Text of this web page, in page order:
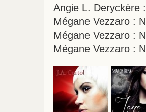
Angie L. Deryckère
Mégane Vezzaro :
Mégane Vezzaro :
Mégane Vezzaro :